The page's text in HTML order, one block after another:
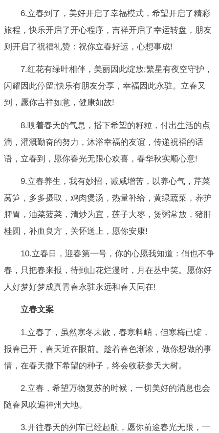
6.立春到了，美好开启了幸福模式，希望开启了精彩
旅程，快乐开启了开心程序，吉祥开启了幸运转盘，朋友
则开启了祝福礼赞：祝你立春好运，心想事成!
7.红花有绿叶相伴，美丽因此绽放;繁星有夜空守护，
闪耀因此停留;快乐有朋友分享，幸福因此永驻。立春又
到，愿你吉祥如意，健康如故!
8.嗅着春天的气息，播下希望的籽粒，付出生活的点
滴，灌溉勤奋的努力，沐浴幸福的友谊，传递祝福的话
语，立春到，愿你春光无限心欢喜，春华秋实顺心意!
9.立春养生，我有妙招，减咸增苦，以养心气，芹菜
莴笋，多多摄取，鸡肉煲汤，热量补给，黄绿蔬菜，养护
脾胃，油菜菠菜，清炒为宜，莲子大枣，煲粥常放，猪肝
桂圆，补血良方，关怀送上，愿你安康!
10.立春日，迎春第一号，你的心愿我知道：俏也不争
春，只把春来报，待到山花烂漫时，月在丛中笑。愿你好
人好梦好梦成真青春永驻永远和春天同在!
立春文案
1.立春了，虽然寒冬未散，春寒料峭，但寒梅已绽，
报春已开，春天近在眼前。趁着春色渐浓，做你想做的事
情，在春天撒下希望的种子，终会收获参天大树。
2.立春，希望万物复苏的时候，一切美好的消息也会
随春风吹遍神州大地。
3.开往春天的列车已经起航，愿你前途春光无限，一